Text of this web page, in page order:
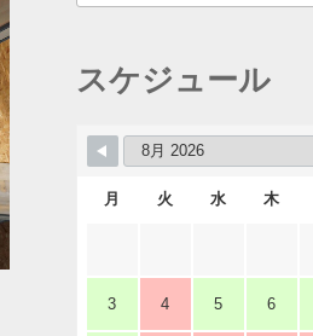
スケジュール
月 火 水 木
3 4 5 6